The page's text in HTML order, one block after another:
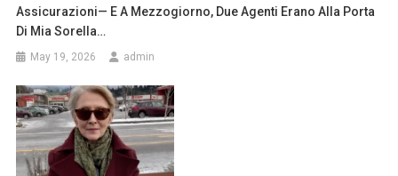
Assicurazioni— E A Mezzogiorno, Due Agenti Erano Alla Porta
Di Mia Sorella…
May 19, 2026 admin